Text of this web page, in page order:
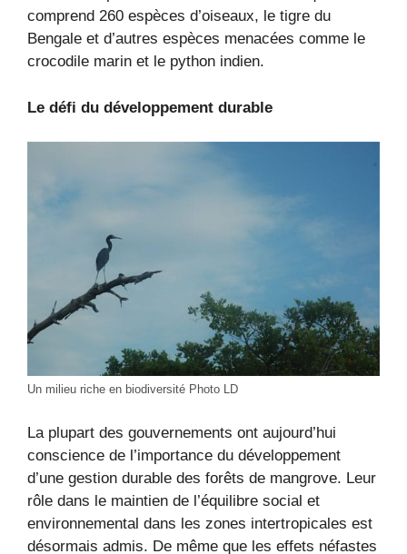
comprend 260 espèces d’oiseaux, le tigre du
Bengale et d’autres espèces menacées comme le
crocodile marin et le python indien.
Le défi du développement durable
Un milieu riche en biodiversité Photo LD
La plupart des gouvernements ont aujourd’hui
conscience de l’importance du développement
d’une gestion durable des forêts de mangrove. Leur
rôle dans le maintien de l’équilibre social et
environnemental dans les zones intertropicales est
désormais admis. De même que les effets néfastes